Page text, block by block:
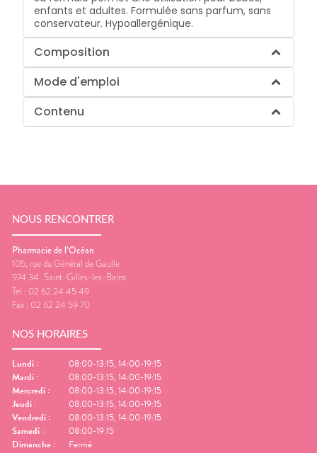
enfants et adultes. Formulée sans parfum, sans
conservateur. Hypoallergénique.
Composition
Mode d'emploi
Contenu
NOUS RENCONTRER
Pharmacie de l’Océan
105, rue du Général de Gaulle
974 34 Saint-Gilles-les-Bains
Tel : 02 62 24 45 49
Fax : 02 62 24 59 70
NOS HORAIRES
Lundi :
08:00-13:15, 14:00-19:15
Mardi :
08:00-13:15, 14:00-19:15
Mercredi :
08:00-13:15, 14:00-19:15
Jeudi :
08:00-13:15, 14:00-19:15
Vendredi :
08:00-13:15, 14:00-19:15
Samedi :
08:00-19:15
Dimanche : Fermé